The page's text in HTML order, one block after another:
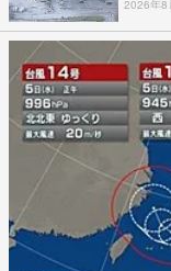
2026年8